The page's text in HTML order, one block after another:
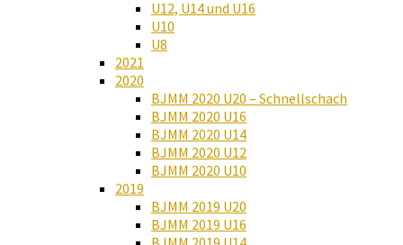
U12, U14 und U16
U10
U8
2021
2020
BJMM 2020 U20 – Schnellschach
BJMM 2020 U16
BJMM 2020 U14
BJMM 2020 U12
BJMM 2020 U10
2019
BJMM 2019 U20
BJMM 2019 U16